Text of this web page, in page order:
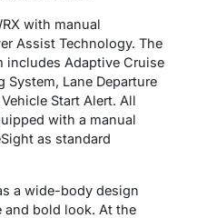
with manual
Assist Technology. The
Adaptive Cruise
Lane Departure
Start Alert. All
with a manual
as standard
a wide-body design
and bold look. At the